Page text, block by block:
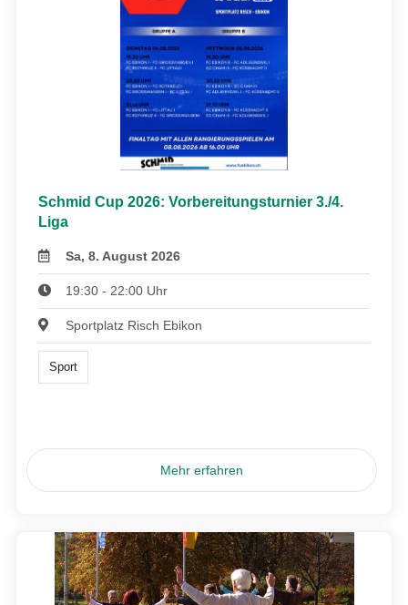
Schmid Cup 2026: Vorbereitungsturnier 3./4.
Liga
Sa, 8. August 2026
19:30 - 22:00 Uhr
Sportplatz Risch Ebikon
Sport
Mehr erfahren